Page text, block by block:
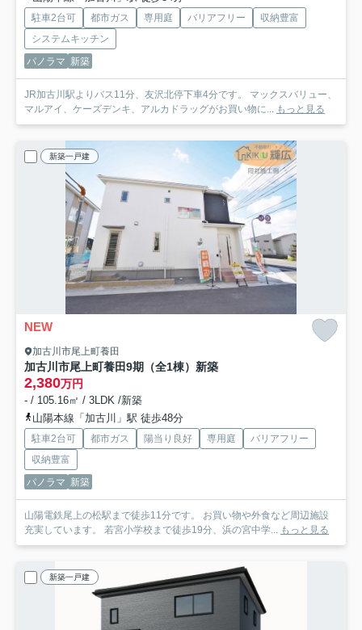
駐車2台可 都市ガス 専用庭 バリアフリー
収納豊富
システムキッチン
パノラマ 新築
JR加古川駅よりバス11分、友沢北停下車4分です。 マックスバリュー、
マルアイ、ケーズデンキ、アルカドラッグがお買い物に... もっと見る
新築一戸建
NEW
加古川市尾上町養田
加古川市尾上町養田9期（全1棟）新築
2,380万円
- / 105.16㎡ / 3LDK /新築
山陽本線「加古川」駅 徒歩48分
駐車2台可 都市ガス 陽当り良好 専用庭
バリアフリー
収納豊富
パノラマ 新築
山陽電鉄尾上の松駅まで徒歩11分です。 お買い物や外食など周辺施設
充実しています。 若宮小学校まで徒歩19分、浜の宮中学... もっと見る
新築一戸建